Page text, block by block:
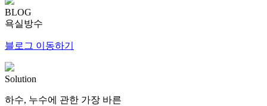
BLOG
욕실방수
블로그 이동하기
Solution
하수, 누수에 관한 가장 바른